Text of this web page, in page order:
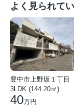
よく見られて
豊中市上野坂１丁目
3LDK (144.20㎡)
40万円